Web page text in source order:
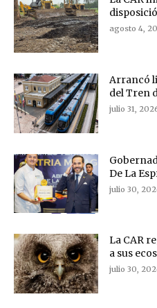
agosto 4,
Arrancó
del Tren
julio 31,
De La
julio 30,
La CAR
a sus
julio 30,